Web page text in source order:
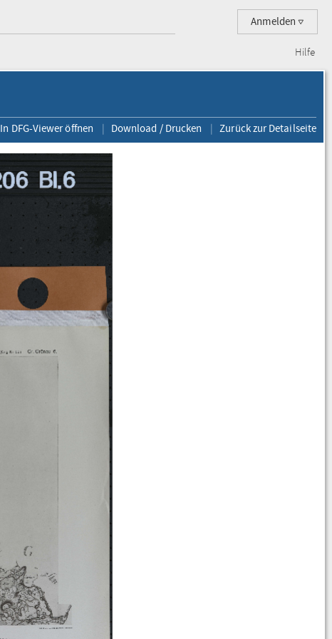
Anmelden
Hilfe
In DFG-Viewer öffnen Download / Drucken Zurück zur Detailseite